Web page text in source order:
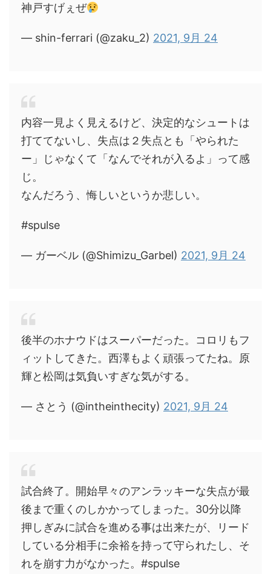
神戸すげぇぜ
— shin-ferrari (@zaku_2) 2021, 9月 24
内容一見よく見えるけど、決定的なシュートは
打ててないし、失点は２失点とも「やられた
ー」じゃなくて「なんでそれが入るよ」って感
じ。
なんだろう、悔しいというか悲しい。
#spulse
— ガーベル (@Shimizu_Garbel) 2021, 9月 24
後半のホナウドはスーパーだった。コロリもフ
ィットしてきた。西澤もよく頑張ってたね。原
輝と松岡は気負いすぎな気がする。
— さとう (@intheinthecity) 2021, 9月 24
試合終了。開始早々のアンラッキーな失点が最
後まで重くのしかかってしまった。30分以降
押しぎみに試合を進める事は出来たが、リード
している分相手に余裕を持って守られたし、そ
れを崩す力がなかった。#spulse